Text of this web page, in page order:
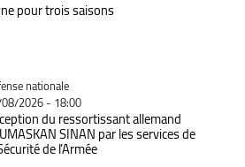
pour trois saisons
nationale
2026 - 18:00
du ressortissant allemand
SINAN par les services de
de l’Armée